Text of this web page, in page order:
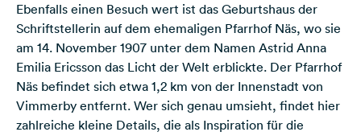
Ebenfalls einen Besuch wert ist das Geburtshaus der
Schriftstellerin auf dem ehemaligen Pfarrhof Näs, wo sie
am 14. November 1907 unter dem Namen Astrid Anna
Emilia Ericsson das Licht der Welt erblickte. Der Pfarrhof
Näs befindet sich etwa 1,2 km von der Innenstadt von
Vimmerby entfernt. Wer sich genau umsieht, findet hier
zahlreiche kleine Details, die als Inspiration für die